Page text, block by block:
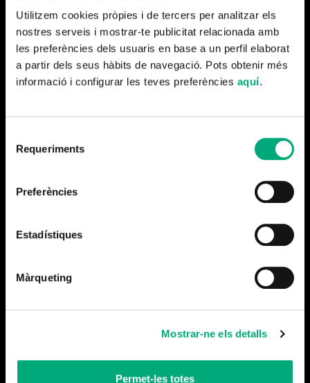
Utilitzem cookies pròpies i de tercers per analitzar els
nostres serveis i mostrar-te publicitat relacionada amb
les preferències dels usuaris en base a un perfil elaborat
a partir dels seus hàbits de navegació. Pots obtenir més
informació i configurar les teves preferències aquí.
Requeriments
Preferències
Estadístiques
Màrqueting
Mostrar-ne els detalls
Permet-les totes
del franquismo
, (una miniserie de 3 capítulos:La España
sonada por Franco,Cría, reza amai Mi infancia en la
dictadura), i finalmente el análisis de la figura del dictador
a través de la serieFranco, la vida del dictador en color
yLa vida de Franco, la mirada de los historiadores